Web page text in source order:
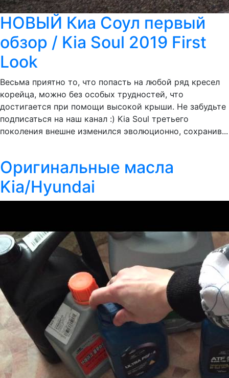
НОВЫЙ Киа Соул первый
обзор / Kia Soul 2019 First
Look
Весьма приятно то, что попасть на любой ряд кресел
корейца, можно без особых трудностей, что
достигается при помощи высокой крыши. Не забудьте
подписаться на наш канал :) Kia Soul третьего
поколения внешне изменился эволюционно, сохранив...
Оригинальные масла
Kia/Hyundai